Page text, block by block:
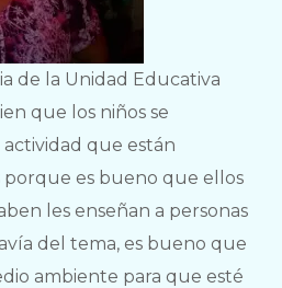
de la Unidad Educativa
que los niños se
que están
es bueno que ellos
les enseñan a personas
del tema, es bueno que
ambiente para que esté